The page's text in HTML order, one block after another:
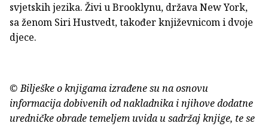
svjetskih jezika. Živi u Brooklynu, država New York,
sa ženom Siri Hustvedt, također književnicom i dvoje
djece.
© Bilješke o knjigama izrađene su na osnovu
informacija dobivenih od nakladnika i njihove dodatne
uredničke obrade temeljem uvida u sadržaj knjige, te se